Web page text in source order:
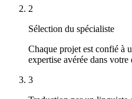
2
Sélection du spécialiste
Chaque projet est confié à
expertise avérée dans votre
3